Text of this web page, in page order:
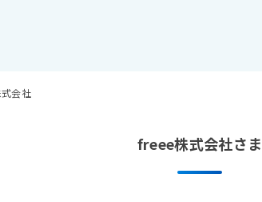
会社
freee株式会社さま